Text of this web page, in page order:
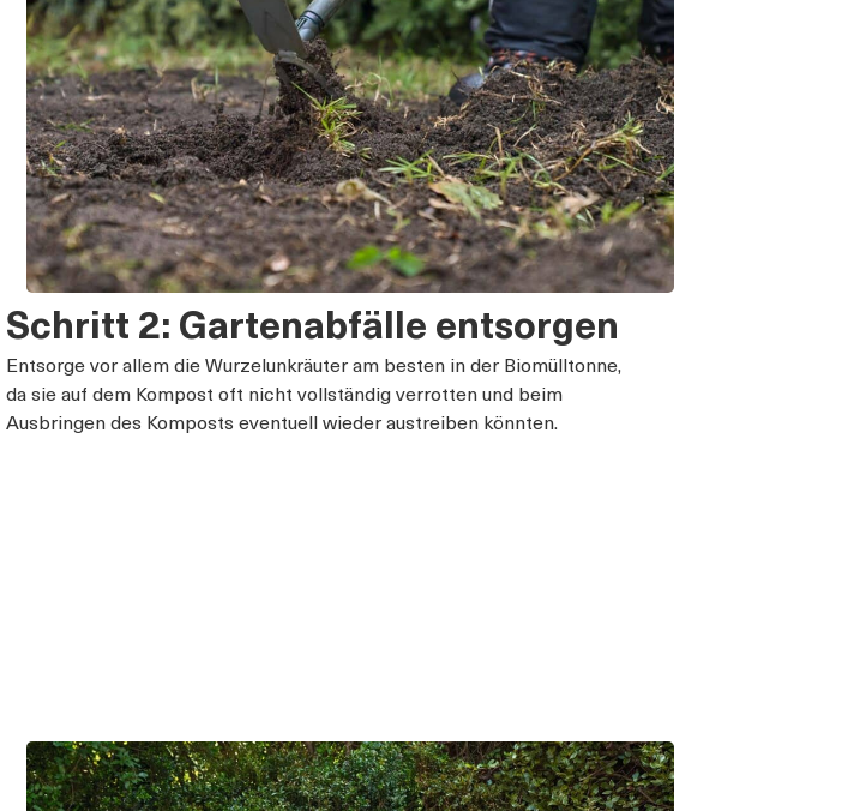
Schritt 2: Gartenabfälle entsorgen
Entsorge vor allem die Wurzelunkräuter am besten in der Biomülltonne,
da sie auf dem Kompost oft nicht vollständig verrotten und beim
Ausbringen des Komposts eventuell wieder austreiben könnten.